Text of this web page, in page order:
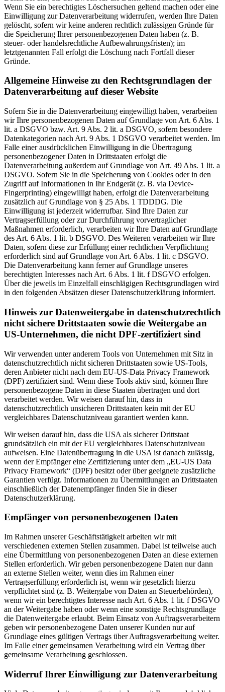
Wenn Sie ein berechtigtes Löschersuchen geltend machen oder eine
Einwilligung zur Datenverarbeitung widerrufen, werden Ihre Daten
gelöscht, sofern wir keine anderen rechtlich zulässigen Gründe für
die Speicherung Ihrer personenbezogenen Daten haben (z. B.
steuer- oder handelsrechtliche Aufbewahrungsfristen); im
letztgenannten Fall erfolgt die Löschung nach Fortfall dieser
Gründe.
Allgemeine Hinweise zu den Rechtsgrundlagen der
Datenverarbeitung auf dieser Website
Sofern Sie in die Datenverarbeitung eingewilligt haben, verarbeiten
wir Ihre personenbezogenen Daten auf Grundlage von Art. 6 Abs. 1
lit. a DSGVO bzw. Art. 9 Abs. 2 lit. a DSGVO, sofern besondere
Datenkategorien nach Art. 9 Abs. 1 DSGVO verarbeitet werden. Im
Falle einer ausdrücklichen Einwilligung in die Übertragung
personenbezogener Daten in Drittstaaten erfolgt die
Datenverarbeitung außerdem auf Grundlage von Art. 49 Abs. 1 lit. a
DSGVO. Sofern Sie in die Speicherung von Cookies oder in den
Zugriff auf Informationen in Ihr Endgerät (z. B. via Device-
Fingerprinting) eingewilligt haben, erfolgt die Datenverarbeitung
zusätzlich auf Grundlage von § 25 Abs. 1 TDDDG. Die
Einwilligung ist jederzeit widerrufbar. Sind Ihre Daten zur
Vertragserfüllung oder zur Durchführung vorvertraglicher
Maßnahmen erforderlich, verarbeiten wir Ihre Daten auf Grundlage
des Art. 6 Abs. 1 lit. b DSGVO. Des Weiteren verarbeiten wir Ihre
Daten, sofern diese zur Erfüllung einer rechtlichen Verpflichtung
erforderlich sind auf Grundlage von Art. 6 Abs. 1 lit. c DSGVO.
Die Datenverarbeitung kann ferner auf Grundlage unseres
berechtigten Interesses nach Art. 6 Abs. 1 lit. f DSGVO erfolgen.
Über die jeweils im Einzelfall einschlägigen Rechtsgrundlagen wird
in den folgenden Absätzen dieser Datenschutzerklärung informiert.
Hinweis zur Datenweitergabe in datenschutzrechtlich
nicht sichere Drittstaaten sowie die Weitergabe an
US-Unternehmen, die nicht DPF-zertifiziert sind
Wir verwenden unter anderem Tools von Unternehmen mit Sitz in
datenschutzrechtlich nicht sicheren Drittstaaten sowie US-Tools,
deren Anbieter nicht nach dem EU-US-Data Privacy Framework
(DPF) zertifiziert sind. Wenn diese Tools aktiv sind, können Ihre
personenbezogene Daten in diese Staaten übertragen und dort
verarbeitet werden. Wir weisen darauf hin, dass in
datenschutzrechtlich unsicheren Drittstaaten kein mit der EU
vergleichbares Datenschutzniveau garantiert werden kann.
Wir weisen darauf hin, dass die USA als sicherer Drittstaat
grundsätzlich ein mit der EU vergleichbares Datenschutzniveau
aufweisen. Eine Datenübertragung in die USA ist danach zulässig,
wenn der Empfänger eine Zertifizierung unter dem „EU-US Data
Privacy Framework“ (DPF) besitzt oder über geeignete zusätzliche
Garantien verfügt. Informationen zu Übermittlungen an Drittstaaten
einschließlich der Datenempfänger finden Sie in dieser
Datenschutzerklärung.
Empfänger von personenbezogenen Daten
Im Rahmen unserer Geschäftstätigkeit arbeiten wir mit
verschiedenen externen Stellen zusammen. Dabei ist teilweise auch
eine Übermittlung von personenbezogenen Daten an diese externen
Stellen erforderlich. Wir geben personenbezogene Daten nur dann
an externe Stellen weiter, wenn dies im Rahmen einer
Vertragserfüllung erforderlich ist, wenn wir gesetzlich hierzu
verpflichtet sind (z. B. Weitergabe von Daten an Steuerbehörden),
wenn wir ein berechtigtes Interesse nach Art. 6 Abs. 1 lit. f DSGVO
an der Weitergabe haben oder wenn eine sonstige Rechtsgrundlage
die Datenweitergabe erlaubt. Beim Einsatz von Auftragsverarbeitern
geben wir personenbezogene Daten unserer Kunden nur auf
Grundlage eines gültigen Vertrags über Auftragsverarbeitung weiter.
Im Falle einer gemeinsamen Verarbeitung wird ein Vertrag über
gemeinsame Verarbeitung geschlossen.
Widerruf Ihrer Einwilligung zur Datenverarbeitung